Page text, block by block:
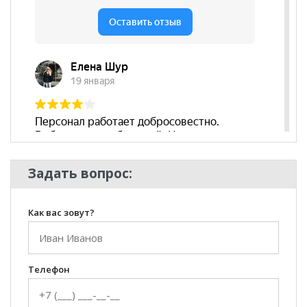
да
Декоративные
подушки
нет
Бренд
Альфа мебель
Комната
Гостиная
Задать вопрос:
Как вас зовут?
Телефон